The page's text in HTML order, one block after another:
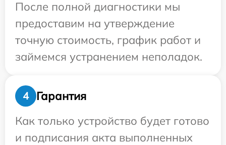
После полной диагностики мы
предоставим на утверждение
точную стоимость, график работ и
займемся устранением неполадок.
4
Гарантия
Как только устройство будет готово
и подписания акта выполненных